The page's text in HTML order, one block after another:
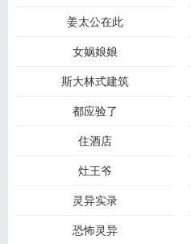
姜太公在此
女娲娘娘
斯大林式建筑
都应验了
住酒店
灶王爷
灵异实录
恐怖灵异